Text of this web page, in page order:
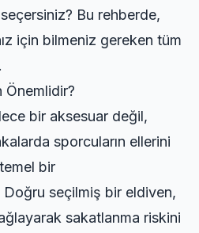
Bu rehberde,
için bilmeniz gereken tüm
Önemlidir?
bir aksesuar değil,
sporcuların ellerini
bir
Doğru seçilmiş bir eldiven,
sakatlanma riskini